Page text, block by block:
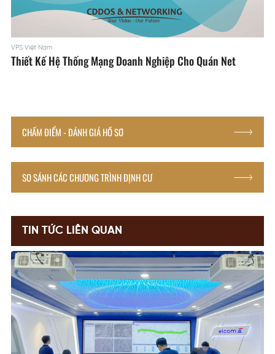
VPS Việt Nam
Thiết Kế Hệ Thống Mạng Doanh Nghiệp Cho Quán Net
CHẤM ĐIỂM - ĐÁNH GIÁ HỒ SƠ
SO SÁNH CÁC CHƯƠNG TRÌNH ĐỊNH CƯ
TIN TỨC LIÊN QUAN